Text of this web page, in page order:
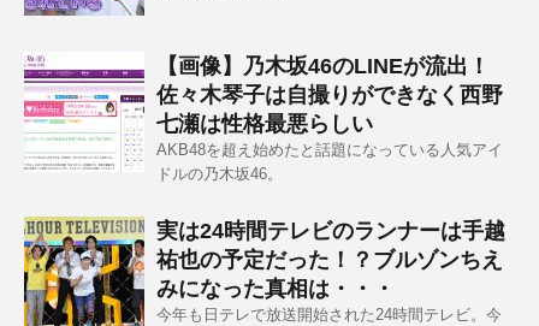
【画像】乃木坂46のLINEが流出！
佐々木琴子は自撮りができなく西野
七瀬は性格最悪らしい
AKB48を超え始めたと話題になっている人気アイ
ドルの乃木坂46。
実は24時間テレビのランナーは手越
祐也の予定だった！？ブルゾンちえ
みになった真相は・・・
今年も日テレで放送開始された24時間テレビ。今